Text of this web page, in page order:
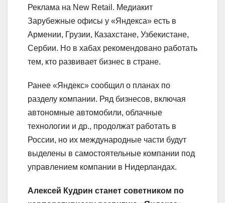
Реклама на New Retail. Медиакит
Зарубежные офисы у «Яндекса» есть в
Армении, Грузии, Казахстане, Узбекистане,
Сербии. Но в хабах рекомендовано работать
тем, кто развивает бизнес в стране.
Ранее «Яндекс» сообщил о планах по
разделу компании. Ряд бизнесов, включая
автономные автомобили, облачные
технологии и др., продолжат работать в
России, но их международные части будут
выделены в самостоятельные компании под
управлением компании в Нидерландах.
Алексей Кудрин станет советником по